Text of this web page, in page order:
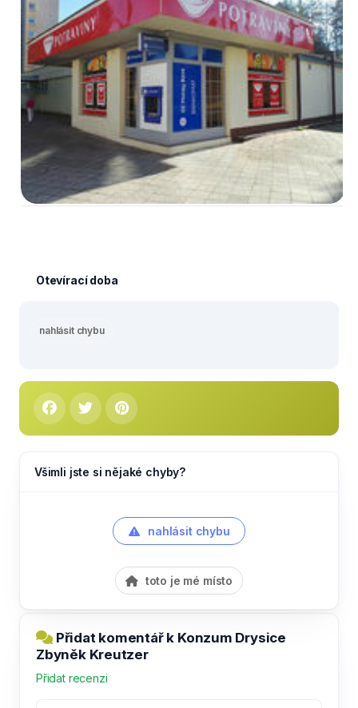
Otevírací doba
nahlásit chybu
Všimli jste si nějaké chyby?
nahlásit chybu
toto je mé místo
Přidat komentář k Konzum Drysice
Zbyněk Kreutzer
Přidat recenzi